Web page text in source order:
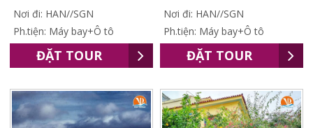
Nơi đi: HAN//SGN
Ph.tiện: Máy bay+Ô tô
ĐẶT TOUR
Nơi đi: HAN//SGN
Ph.tiện: Máy bay+Ô tô
ĐẶT TOUR